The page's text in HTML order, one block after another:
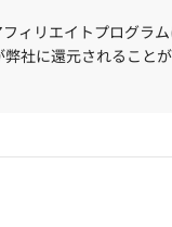
ィリエイトプログラ
社に還元されること